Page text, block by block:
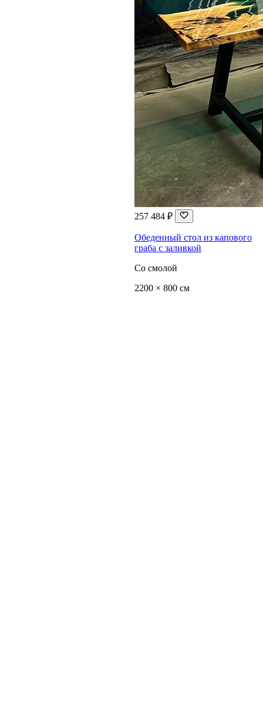
257 484 ₽
Обеденный стол из капового
граба с заливкой
Со смолой
2200 × 800 см